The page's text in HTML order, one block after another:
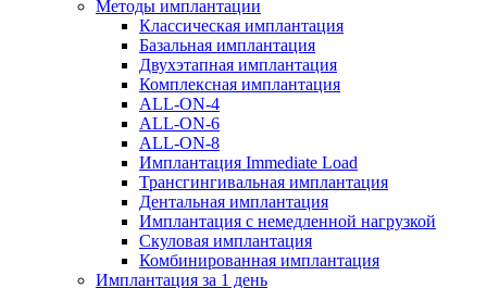
Методы имплантации
Классическая имплантация
Базальная имплантация
Двухэтапная имплантация
Комплексная имплантация
ALL-ON-4
ALL-ON-6
ALL-ON-8
Имплантация Immediate Load
Трансгингивальная имплантация
Дентальная имплантация
Имплантация с немедленной нагрузкой
Скуловая имплантация
Комбинированная имплантация
Имплантация за 1 день